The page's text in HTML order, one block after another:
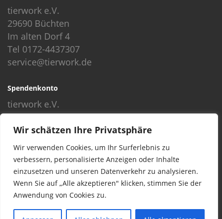
Wir schätzen Ihre Privatsphäre
Wir verwenden Cookies, um Ihr Surferlebnis zu
verbessern, personalisierte Anzeigen oder Inhalte
einzusetzen und unseren Datenverkehr zu analysieren.
Wenn Sie auf „Alle akzeptieren" klicken, stimmen Sie der
Anwendung von Cookies zu.
tierwork e.V.
29690 Büchten
Im alten Dorf 4
Tel 0172-4437307
service@tierwork.de
Spendenkonto
tierwork e.V.
Volksbank
BLZ: 24060300
Konto: 4902218000
IBAN: DE68240603004902218000
BIC: GENODEF1NBU
© 2016 Copyright by tierwork. All rights reserved.